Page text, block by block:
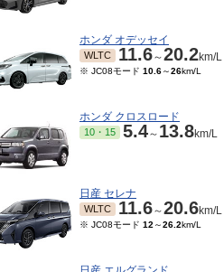
ホンダ オデッセイ
WLTC 11.6～20.2km/L
※ JC08モード 10.6～26km/L
ホンダ クロスロード
10・15 5.4～ 13.8km/L
日産 セレナ
WLTC 11.6～20.6km/L
※ JC08モード 12 ～26.2km/L